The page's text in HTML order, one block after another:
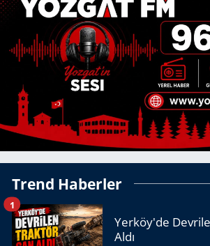
Trend Haberler
Yerköy'de
Aldı
1